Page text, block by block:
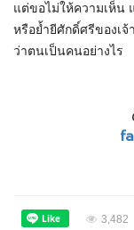
แต่ขอไม่ให้ความเห็น
หรือย้ำยีศักดิ์ศรีของเ
ว่าตนเป็นคนอย่างไร
3,482